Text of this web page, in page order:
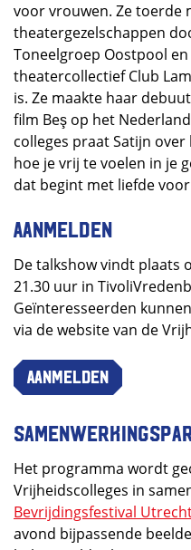
voor vrouwen. Ze toerde
theatergezelschappen
Toneelgroep Oostpool
theatercollectief Club
is. Ze maakte haar
film Beş op het
colleges praat Satijn
hoe je vrij te voelen in je
dat begint met liefde
Aanmelden
De talkshow vindt plaats
21.30 uur in
Geïnteresseerden
via de website van de
Aanmelden
Het programma wordt
Vrijheidscolleges in
Bevrijdingsfestival
avond bijpassende